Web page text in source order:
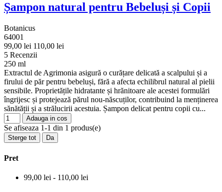
Șampon natural pentru Bebeluși și Copii
Botanicus
64001
99,00 lei 110,00 lei
5 Recenzii
250 ml
Extractul de Agrimonia asigură o curățare delicată a scalpului și a
firului de păr pentru bebeluși, fără a afecta echilibrul natural al pielii
sensibile. Proprietățile hidratante și hrănitoare ale acestei formulări
îngrijesc și protejează părul nou-născuților, contribuind la menținerea
sănătății și a strălucirii acestuia. Șampon delicat pentru copii cu...
Adauga in cos
Se afiseaza 1-1 din 1 produs(e)
Sterge tot Da
Pret
99,00 lei - 110,00 lei